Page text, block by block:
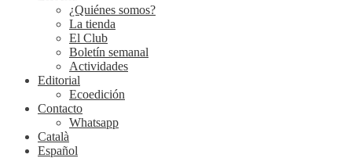
¿Quiénes somos?
La tienda
El Club
Boletín semanal
Actividades
Editorial
Ecoedición
Contacto
Whatsapp
Català
Español